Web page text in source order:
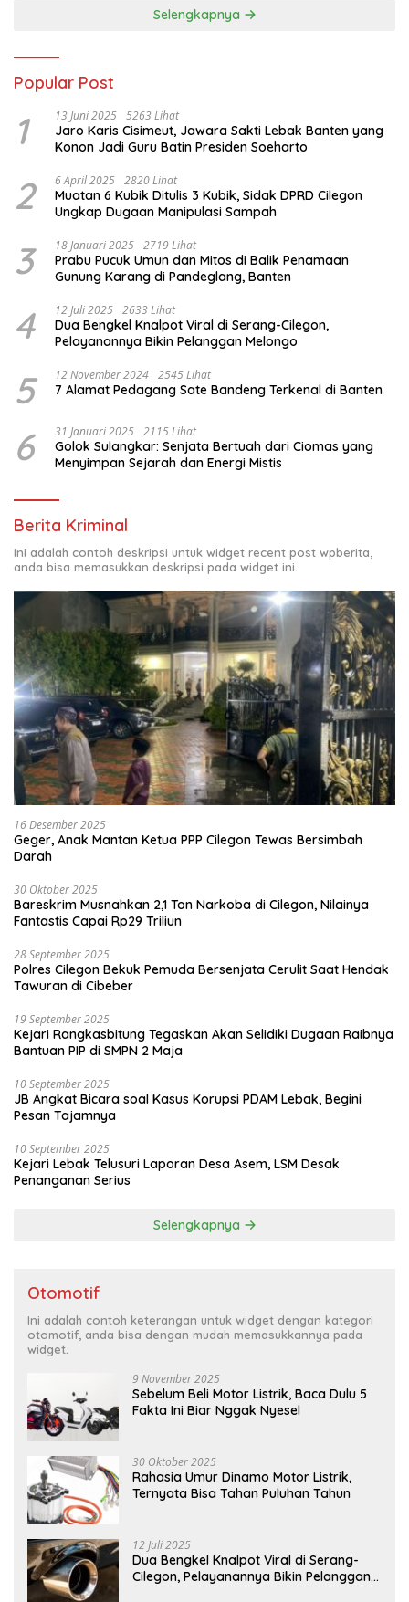
Selengkapnya
Popular Post
1 13 Juni 2025 5263 Lihat
Jaro Karis Cisimeut, Jawara Sakti Lebak Banten yang
Konon Jadi Guru Batin Presiden Soeharto
2 6 April 2025 2820 Lihat
Muatan 6 Kubik Ditulis 3 Kubik, Sidak DPRD Cilegon
Ungkap Dugaan Manipulasi Sampah
3 18 Januari 2025 2719 Lihat
Prabu Pucuk Umun dan Mitos di Balik Penamaan
Gunung Karang di Pandeglang, Banten
4 12 Juli 2025 2633 Lihat
Dua Bengkel Knalpot Viral di Serang-Cilegon,
Pelayanannya Bikin Pelanggan Melongo
5 12 November 2024 2545 Lihat
7 Alamat Pedagang Sate Bandeng Terkenal di Banten
6 31 Januari 2025 2115 Lihat
Golok Sulangkar: Senjata Bertuah dari Ciomas yang
Menyimpan Sejarah dan Energi Mistis
Berita Kriminal
Ini adalah contoh deskripsi untuk widget recent post wpberita,
anda bisa memasukkan deskripsi pada widget ini.
16 Desember 2025
Geger, Anak Mantan Ketua PPP Cilegon Tewas Bersimbah
Darah
30 Oktober 2025
Bareskrim Musnahkan 2,1 Ton Narkoba di Cilegon, Nilainya
Fantastis Capai Rp29 Triliun
28 September 2025
Polres Cilegon Bekuk Pemuda Bersenjata Cerulit Saat Hendak
Tawuran di Cibeber
19 September 2025
Kejari Rangkasbitung Tegaskan Akan Selidiki Dugaan Raibnya
Bantuan PIP di SMPN 2 Maja
10 September 2025
JB Angkat Bicara soal Kasus Korupsi PDAM Lebak, Begini
Pesan Tajamnya
10 September 2025
Kejari Lebak Telusuri Laporan Desa Asem, LSM Desak
Penanganan Serius
Selengkapnya
Otomotif
Ini adalah contoh keterangan untuk widget dengan kategori
otomotif, anda bisa dengan mudah memasukkannya pada
widget.
9 November 2025
Sebelum Beli Motor Listrik, Baca Dulu 5
Fakta Ini Biar Nggak Nyesel
30 Oktober 2025
Rahasia Umur Dinamo Motor Listrik,
Ternyata Bisa Tahan Puluhan Tahun
12 Juli 2025
Dua Bengkel Knalpot Viral di Serang-
Cilegon, Pelayanannya Bikin Pelanggan